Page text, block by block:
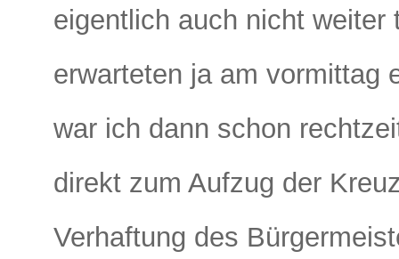
eigentlich auch nicht weiter
erwarteten ja am vormittag
war ich dann schon
direkt zum Aufzug der
Verhaftung des